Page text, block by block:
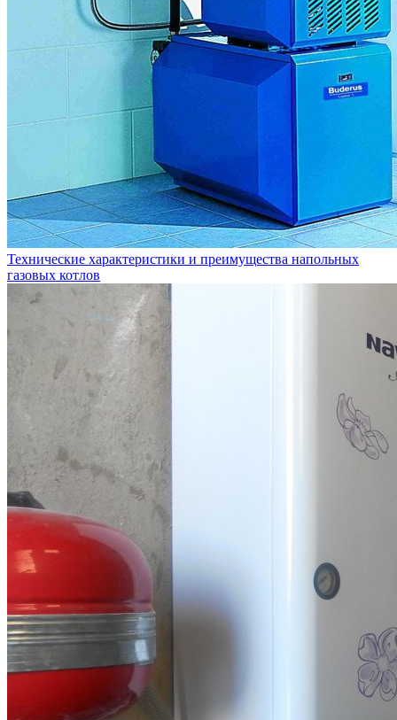
Технические характеристики и преимущества напольных
газовых котлов